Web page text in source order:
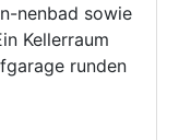
nenbad sowie
Kellerraum
runden